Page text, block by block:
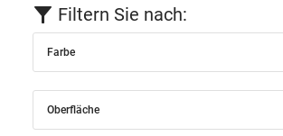
Filtern Sie nach:
Farbe
Oberfläche